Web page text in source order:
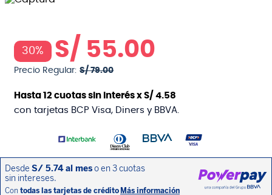
30% S/ 55.00
Precio Regular: S/ 79.00
Hasta12 cuotas sin interés xS/ 4.58
con tarjetas BCP Visa, Diners y BBVA.